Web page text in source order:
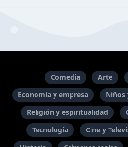
Comedia Arte
Economía y empresa
Niños
Religión y espiritualidad
Tecnología
Cine y